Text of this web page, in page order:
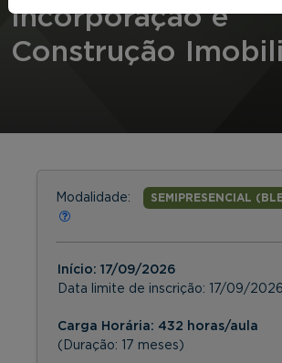
Incorporação e
Construção
Modalidade: SEMIPRESENCIAL
Início: 17/09/2026
Data limite de inscrição: 17/09/2026
Carga Horária: 432 horas/aula
(Duração: 17 meses)